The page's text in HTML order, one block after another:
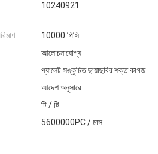
10240921
10000 পিসি
আলোচনাযোগ্য
প্যালেট সঙ্কুচিত ছায়াছবির শক্ত কাগজ
আদেশ অনুসারে
টি / টি
5600000PC / মাস